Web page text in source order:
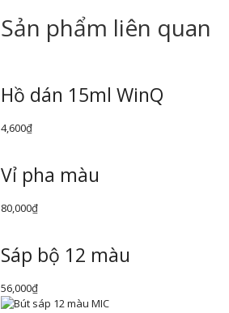
Sản phẩm liên quan
Hồ dán 15ml WinQ
4,600₫
Vỉ pha màu
80,000₫
Sáp bộ 12 màu
56,000₫